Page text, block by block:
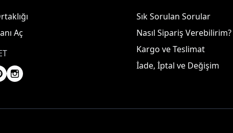
Aç
Sık Sorulan Sorular
Nasıl Sipariş Verebilirim?
Kargo ve Teslimat
İade, İptal ve Değişim